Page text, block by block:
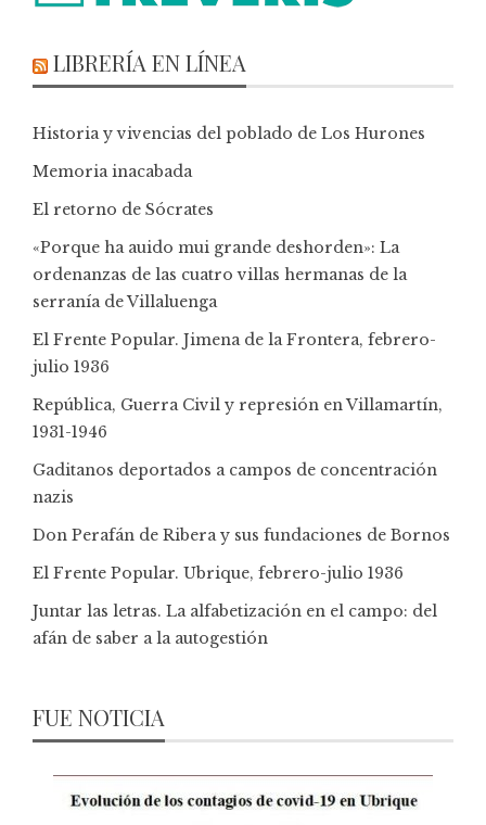
LIBRERÍA EN LÍNEA
Historia y vivencias del poblado de Los Hurones
Memoria inacabada
El retorno de Sócrates
«Porque ha auido mui grande deshorden»: La
ordenanzas de las cuatro villas hermanas de la
serranía de Villaluenga
El Frente Popular. Jimena de la Frontera, febrero-
julio 1936
República, Guerra Civil y represión en Villamartín,
1931-1946
Gaditanos deportados a campos de concentración
nazis
Don Perafán de Ribera y sus fundaciones de Bornos
El Frente Popular. Ubrique, febrero-julio 1936
Juntar las letras. La alfabetización en el campo: del
afán de saber a la autogestión
FUE NOTICIA